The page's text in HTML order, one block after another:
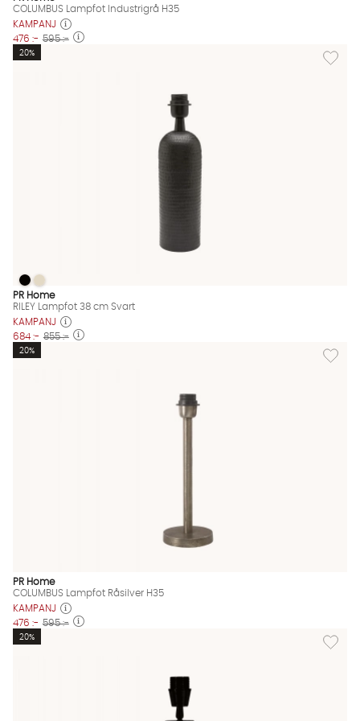
COLUMBUS Lampfot Industrigrå H35
KAMPANJ
476 :- 595 :-
Lägg
20%
RILEY Lampfot 38 cm Svart Finns även i dessa färger:
RILEY Lampfot 38 cm Svart
RILEY Lampfot 38 cm Svart
PR Home
RILEY Lampfot 38 cm Svart
KAMPANJ
684 :- 855 :-
Lägg
20%
PR Home
COLUMBUS Lampfot Råsilver H35
KAMPANJ
476 :- 595 :-
Lägg
20%